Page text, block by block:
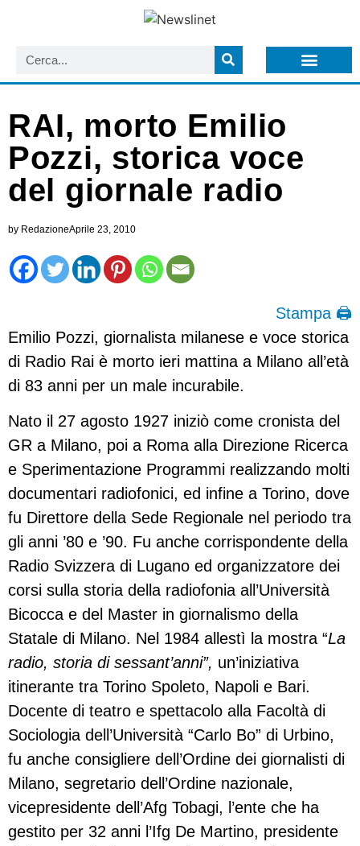
RAI, morto Emilio
Pozzi, storica voce
del giornale radio
by RedazioneAprile 23, 2010
Stampa 🖨
Emilio Pozzi, giornalista milanese e voce storica
di Radio Rai è morto ieri mattina a Milano all’età
di 83 anni per un male incurabile.
Nato il 27 agosto 1927 iniziò come cronista del
GR a Milano, poi a Roma alla Direzione Ricerca
e Sperimentazione Programmi realizzando molti
documentari radiofonici, ed infine a Torino, dove
fu Direttore della Sede Regionale nel periodo tra
gli anni ’80 e ’90. Fu anche corrispondente della
Radio Svizzera di Lugano ed organizzatore dei
corsi sulla storia della radiofonia all’Università
Bicocca e del Master in giornalismo della
Statale di Milano. Nel 1984 allestì la mostra “La
radio, storia di sessant’anni”, un’iniziativa
itinerante tra Torino Spoleto, Napoli e Bari.
Docente di teatro e spettacolo alla Facoltà di
Sociologia dell’Università “Carlo Bo” di Urbino,
fu anche consigliere dell’Ordine dei giornalisti di
Milano, segretario dell’Ordine nazionale,
vicepresidente dell’Afg Tobagi, l’ente che ha
gestito per 32 anni l’Ifg De Martino, presidente